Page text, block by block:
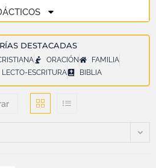
DESTACADAS
ORACIÓN
FAMILIA
LECTO-ESCRITURA BIBLIA